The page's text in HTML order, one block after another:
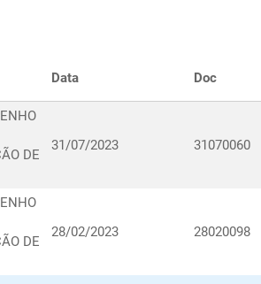
Data Doc
DE
31/07/2023 31070060
DE
28/02/2023 28020098